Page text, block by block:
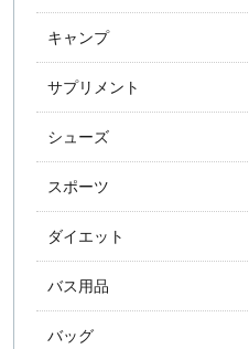
キャンプ
サプリメント
シューズ
スポーツ
ダイエット
バス用品
バッグ